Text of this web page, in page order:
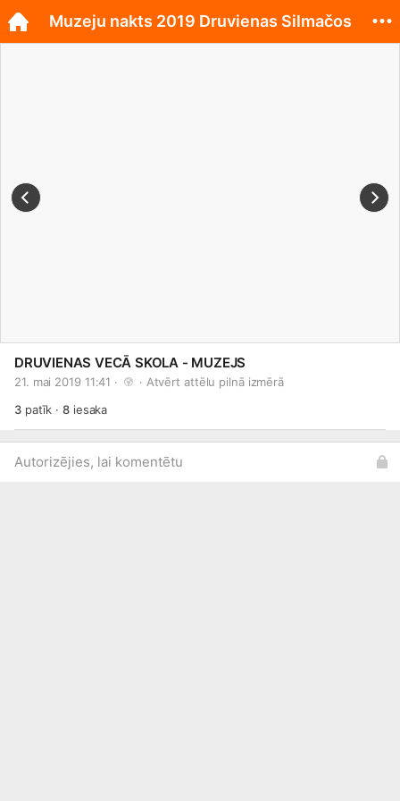
DRUVIENAS VECĀ SKOLA - MUZEJS
21. mai 2019 11:41 · · Atvērt attēlu pilnā izmērā
3patīk ·8iesaka
Autorizējies, lai komentētu
Muzeju nakts 2019 Druvienas Silmačos